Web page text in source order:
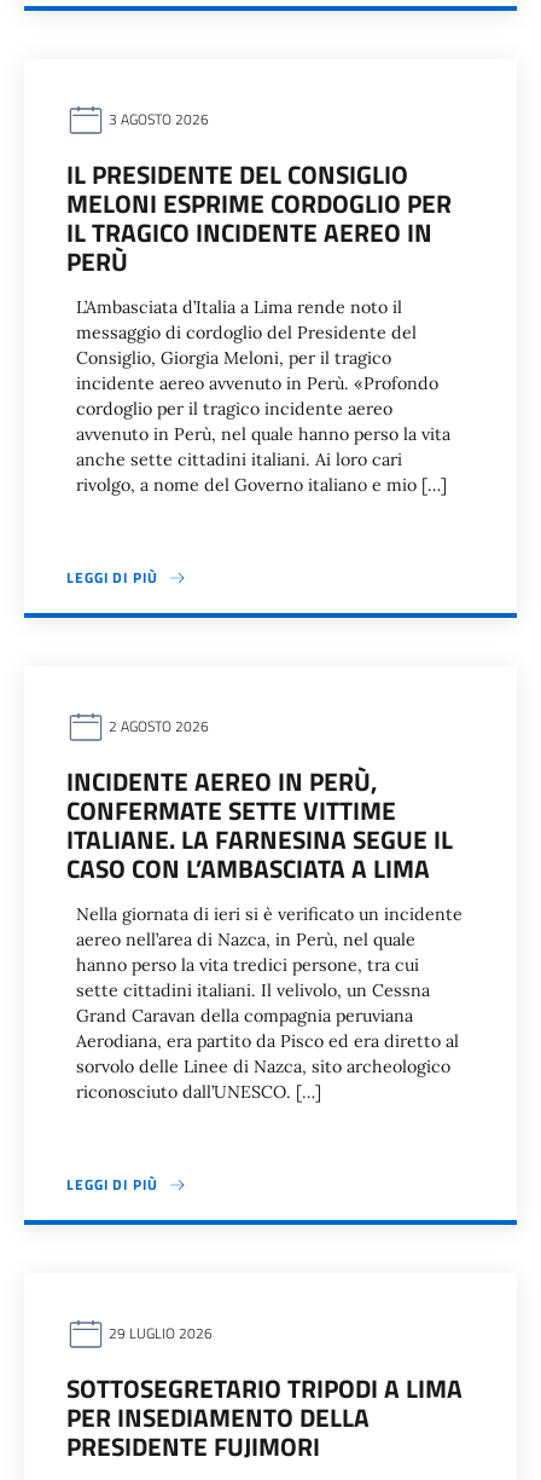
3 AGOSTO 2026
IL PRESIDENTE DEL CONSIGLIO
MELONI ESPRIME CORDOGLIO PER
IL TRAGICO INCIDENTE AEREO IN
PERÙ
L’Ambasciata d’Italia a Lima rende noto il
messaggio di cordoglio del Presidente del
Consiglio, Giorgia Meloni, per il tragico
incidente aereo avvenuto in Perù. «Profondo
cordoglio per il tragico incidente aereo
avvenuto in Perù, nel quale hanno perso la vita
anche sette cittadini italiani. Ai loro cari
rivolgo, a nome del Governo italiano e mio […]
LEGGI DI PIÙ
2 AGOSTO 2026
INCIDENTE AEREO IN PERÙ,
CONFERMATE SETTE VITTIME
ITALIANE. LA FARNESINA SEGUE IL
CASO CON L’AMBASCIATA A LIMA
Nella giornata di ieri si è verificato un incidente
aereo nell’area di Nazca, in Perù, nel quale
hanno perso la vita tredici persone, tra cui
sette cittadini italiani. Il velivolo, un Cessna
Grand Caravan della compagnia peruviana
Aerodiana, era partito da Pisco ed era diretto al
sorvolo delle Linee di Nazca, sito archeologico
riconosciuto dall’UNESCO. […]
LEGGI DI PIÙ
29 LUGLIO 2026
SOTTOSEGRETARIO TRIPODI A LIMA
PER INSEDIAMENTO DELLA
PRESIDENTE FUJIMORI